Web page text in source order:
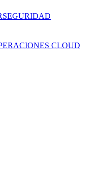
CLOUD